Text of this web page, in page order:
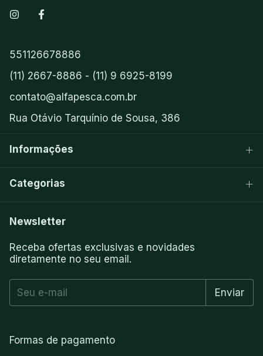
551126678886
(11) 2667-8886 - (11) 9 6925-8199
contato@alfapesca.com.br
Rua Otávio Tarquínio de Sousa, 386
Informações
Categorias
Newsletter
Receba ofertas exclusivas e novidades
diretamente no seu email.
Formas de pagamento